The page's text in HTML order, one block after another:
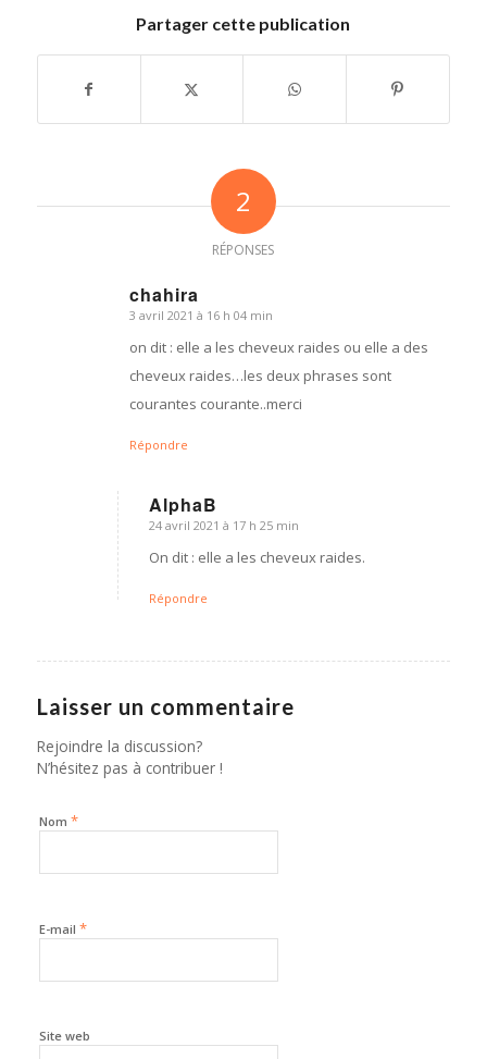
Partager cette publication
2
RÉPONSES
chahira
dit
3 avril 2021 à 16 h 04 min
on dit : elle a les cheveux raides ou elle a des
cheveux raides…les deux phrases sont
courantes courante..merci
Répondre
AlphaB
dit
24 avril 2021 à 17 h 25 min
On dit : elle a les cheveux raides.
Répondre
Laisser un commentaire
Rejoindre la discussion?
N’hésitez pas à contribuer !
Nom *
E-mail *
Site web